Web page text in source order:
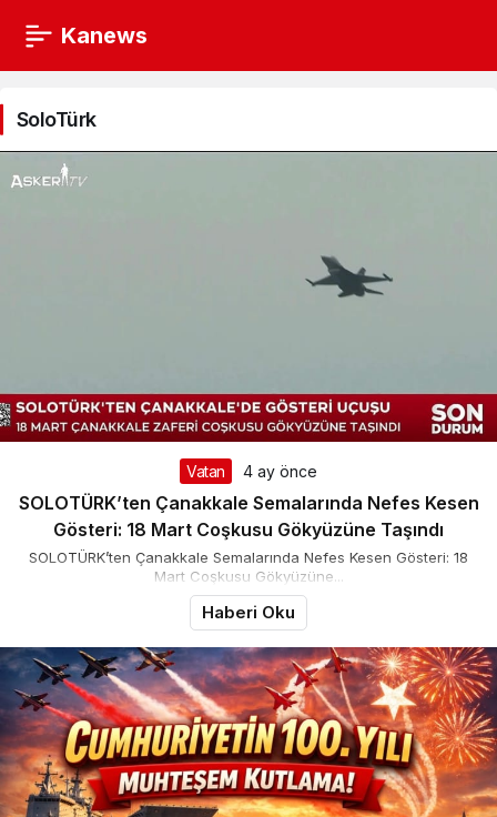
Kanews
SoloTürk
Haberleri
SoloTürk
Vatan 4 ay önce
SOLOTÜRK’ten Çanakkale Semalarında Nefes Kesen
Gösteri: 18 Mart Coşkusu Gökyüzüne Taşındı
SOLOTÜRK’ten Çanakkale Semalarında Nefes Kesen Gösteri: 18
Mart Coşkusu Gökyüzüne...
Haberi Oku